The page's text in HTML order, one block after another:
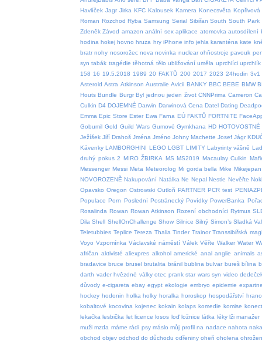
Havlíček Jagr Jirka KFC Kalousek Kamera Konecsvěta Kopřivová
Roman Rozchod Ryba Samsung Serial Sibiřan South South Park
Zdeněk Závod amazon anální sex aplikace atomovka autosdílení
hodina hokej hovno hruza hry iPhone info jehla karanténa kate
bratr nohy nosorožec nova novinka nuclear ohňostroje pavouk
syn tabák tragédie těhotná tělo ubližování uměla uprchlíci uprchlík
158 16 19.5.2018 1989 20 FAKTŮ 200 2017 2023 24hodin 3v1
Asteroid Astra Atkinson Australie Avicii BANKY BBC BEBE BMW
Houts Bundle Burgr Byl jednou jeden život CNNPrima Cameron
Culkin D4 DOJEMNÉ Darwin Darwinová Cena Datel Dating
Emma Epic Store Ester Ewa Farna EÚ FAKTŮ FORTNITE
Gobumil Gold Guild Wars Gumové Gymkhana HD HOTOVOSTNÉ
Ježíšek Jiří Drahoš Jména Jméno Johny Machette Josef Jágr
Kávenky LAMBORGHINI LEGO LGBT LIMITY Labyrinty vášně
druhý pokus 2 MIRO ŽBIRKA MS MS2019 Macaulay Culkin
Messenger Messi Meta Meteorolog Mi gorda bella Mike Mikejepan
NOVOROZENĚ Nakupování Natálka Ne Nepal Nestle Nevěřte
Opavsko Oregon Ostrowski Outloň PARTNER PCR test
Populace Porn Poslední Postránecký Povídky PowerBanka
Rosalinda Rowan Rowan Atkinson Rození obchodníci Rytmus
Dila Shell ShellOnChallenge Show Silnice Silný Simon’s Sladká
Teletubbies Teplice Tereza Thalia Tinder Trainor Transsibiřská
Voyo Vzpomínka Václavské náměstí Válek Věřte Walker Water
afričan aktivisté aliexpres alkohol americké anal anglie animals
bradavice bruce brusel brutalita bránil bublina bulvar bureš bílina
darth vader hvězdné války otec prank star wars syn video
důvody e-cigareta ebay egypt ekologie embryo epidemie
hockey hodonin holka holky horalka horoskop hospodářství
kobaltové kocovina kojenec kokain kolaps komedie komise
lekačka lesbička let licence losos loď ložnice látka léky lži manažer
muži mzda máme rádi psy máslo můj profil na nadace nahota
obchod objev odchod do důchodu odřeniny oheň oholena